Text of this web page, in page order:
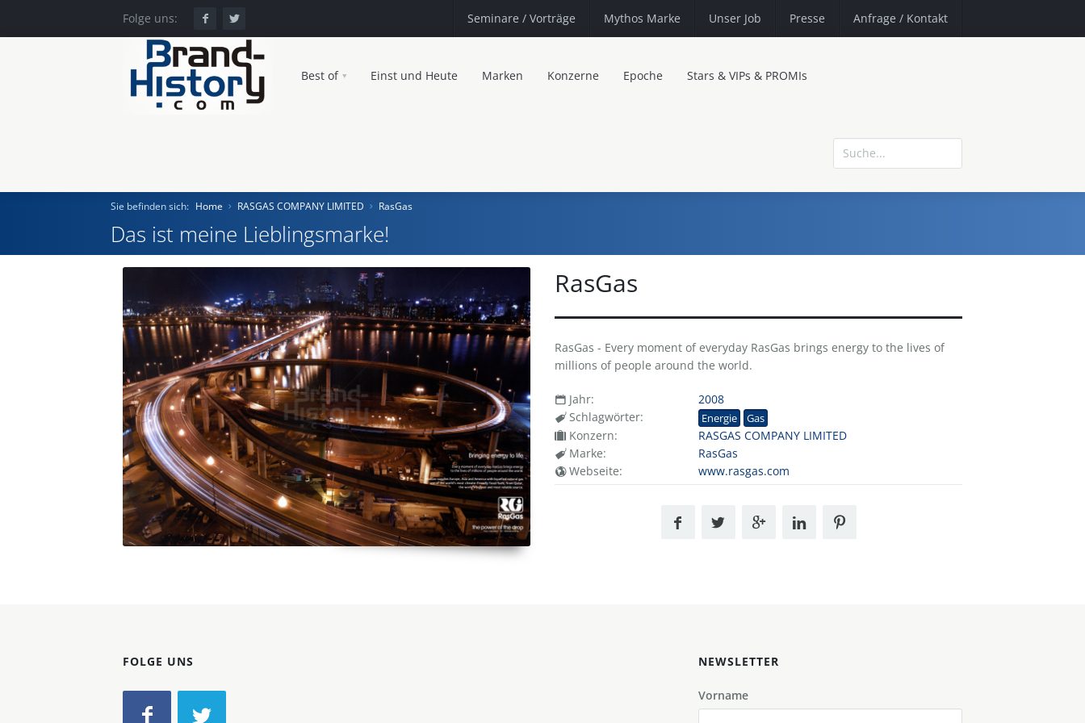
Folge uns: Seminare / Vorträge Mythos Marke Unser Job Presse Anfrage / Kontakt
Best of Einst und Heute Marken Konzerne Epoche Stars & VIPs & PROMIs
Home
Einst und Heute
Marken
Konzerne
Epoche
Sie befinden sich: Home RASGAS COMPANY LIMITED RasGas
Das ist meine Lieblingsmarke!
RasGas
RasGas - Every moment of everyday RasGas brings energy to the lives of
millions of people around the world.
Jahr:
2008
Schlagwörter:
Energie Gas
Konzern:
RASGAS COMPANY LIMITED
Marke:
RasGas
Webseite:
www.rasgas.com
FOLGE UNS NEWSLETTER
Vorname